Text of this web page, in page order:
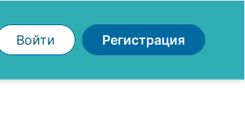
Войти Регистрация